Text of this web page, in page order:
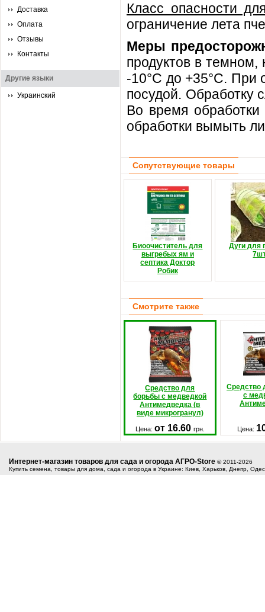
Доставка
Оплата
Отзывы
Контакты
Другие языки
Украинский
Класс опасности
ограничение лета
Меры
продуктов в темном,
-10°С до +35°С. При
посудой. Обработку
Во время
обработки вымыть
Сопутствующие товары
Биоочиститель для
выгребых ям и
септика Доктор
Робик
Дуги для
Смотрите также
Средство для
борьбы с медведкой
Антимедведка (в
виде микрогранул)
Средство
с
Цена: от 16.60 грн. Цена:
Интернет-магазин товаров для сада и огорода АГРО-Store © 2011-2026
Купить семена, товары для дома, сада и огорода в Украине: Киев, Харьков, Днепр,